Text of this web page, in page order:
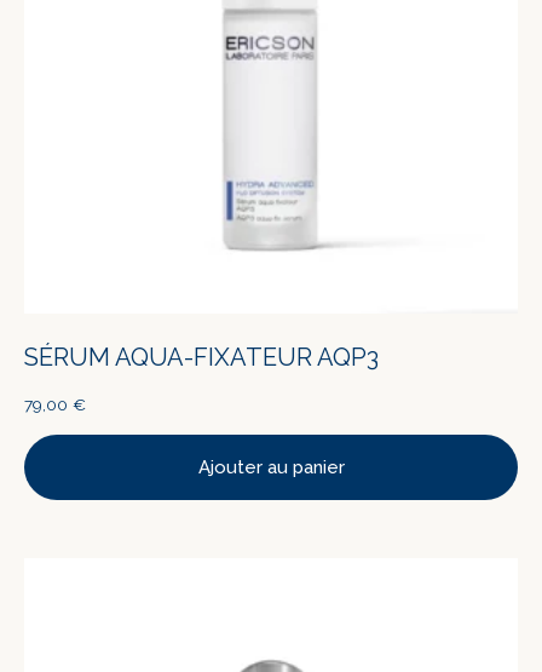
SÉRUM AQUA-FIXATEUR AQP3
79,00 €
Ajouter au panier